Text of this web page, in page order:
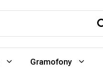
Gramofony